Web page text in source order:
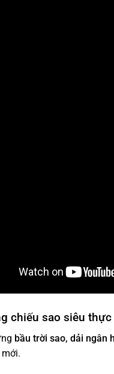
chiếu sao siêu thực
bầu trời sao, dải ngân
mới.